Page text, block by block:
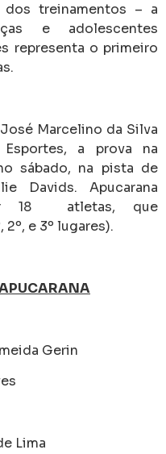
treinamentos – a
e adolescentes
representa o primeiro
Marcelino da Silva
a prova na
sábado, na pista de
Davids. Apucarana
18 atletas, que
e 3º lugares).
APUCARANA
Gerin
Lima